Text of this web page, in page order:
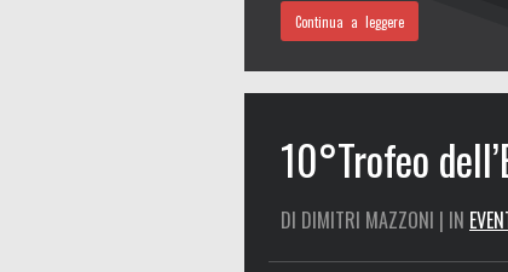
Continua a leggere
10°Trofeo
DI DIMITRI MAZZONI | IN